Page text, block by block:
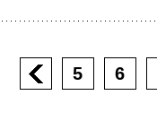
5 6